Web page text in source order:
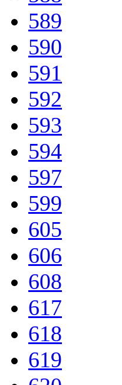
589
590
591
592
593
594
597
599
605
606
608
617
618
619